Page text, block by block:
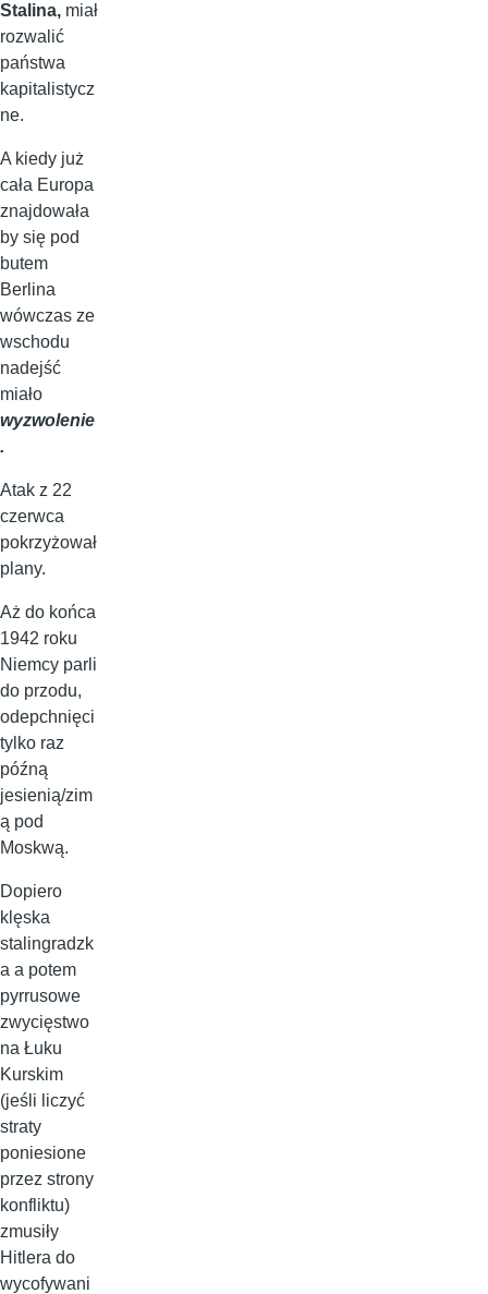
Stalina, miał
rozwalić
państwa
kapitalistycz
ne.
A kiedy już
cała Europa
znajdowała
by się pod
butem
Berlina
wówczas ze
wschodu
nadejść
miało
wyzwolenie
.
Atak z 22
czerwca
pokrzyżował
plany.
Aż do końca
1942 roku
Niemcy parli
do przodu,
odepchnięci
tylko raz
późną
jesienią/zim
ą pod
Moskwą.
Dopiero
klęska
stalingradzk
a a potem
pyrrusowe
zwycięstwo
na Łuku
Kurskim
(jeśli liczyć
straty
poniesione
przez strony
konfliktu)
zmusiły
Hitlera do
wycofywani